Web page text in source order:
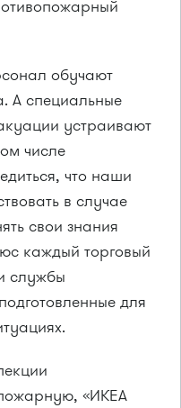
обучают
А специальные
устраивают
числе
что наши
в случае
свои знания
каждый торговый
службы
для
«ИКЕА